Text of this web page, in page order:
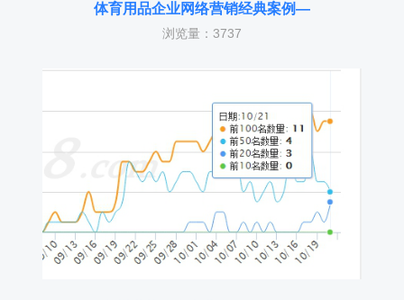
体育用品企业网络营销经典案例—
浏览量：3737